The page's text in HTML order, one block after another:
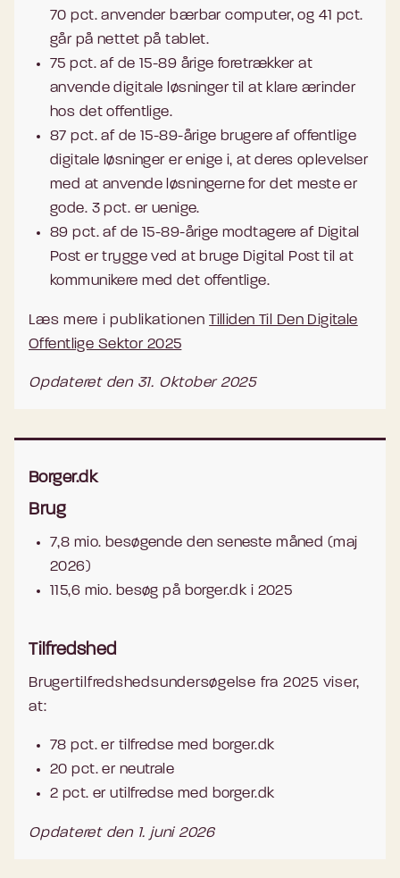
70 pct. anvender bærbar computer, og 41 pct.
går på nettet på tablet.
75 pct. af de 15-89 årige foretrækker at
anvende digitale løsninger til at klare ærinder
hos det offentlige.
87 pct. af de 15-89-årige brugere af offentlige
digitale løsninger er enige i, at deres oplevelser
med at anvende løsningerne for det meste er
gode. 3 pct. er uenige.
89 pct. af de 15-89-årige modtagere af Digital
Post er trygge ved at bruge Digital Post til at
kommunikere med det offentlige.
Læs mere i publikationenTilliden Til Den Digitale
Offentlige Sektor 2025
Opdateret den 31. Oktober 2025
Borger.dk
Brug
7,8 mio. besøgende den seneste måned (maj
2026)
115,6 mio. besøg på borger.dk i 2025
Tilfredshed
Brugertilfredshedsundersøgelse fra 2025 viser,
at:
78 pct. er tilfredse med borger.dk
20 pct. er neutrale
2 pct. er utilfredse med borger.dk
Opdateret den 1. juni 2026